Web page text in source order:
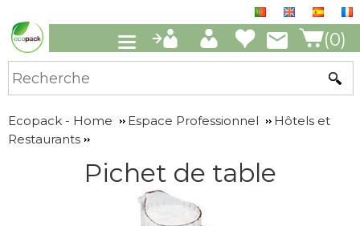
(0)
Ecopack - Home Espace Professionnel
Hôtels et
Restaurants
Pichet de table